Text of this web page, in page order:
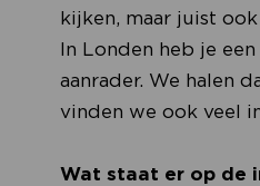
kijken, maar juist
In Londen heb je
aanrader. We halen
vinden we ook veel
Wat staat er op de